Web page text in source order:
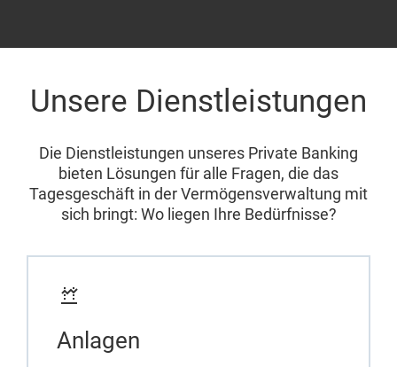
Unsere Dienstleistungen
Die Dienstleistungen unseres Private Banking
bieten Lösungen für alle Fragen, die das
Tagesgeschäft in der Vermögensverwaltung mit
sich bringt: Wo liegen Ihre Bedürfnisse?
Anlagen